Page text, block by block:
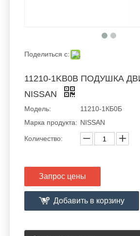
Поделиться с:
11210-1KB0B ПОДУШКА
NISSAN
Модель:
11210-1КБ0Б
Марка продукта: NISSAN
Количество:
Запрос цены
Добавить в корзину